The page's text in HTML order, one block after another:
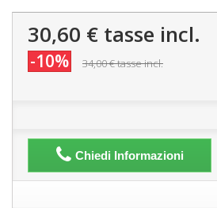
30,60 € tasse incl.
-10% 34,00 €tasse incl.
Chiedi Informazioni